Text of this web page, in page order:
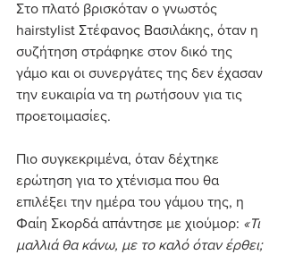
Στο πλατό βρισκόταν ο γνωστός
hairstylist Στέφανος Βασιλάκης, όταν η
συζήτηση στράφηκε στον δικό της
γάμο και οι συνεργάτες της δεν έχασαν
την ευκαιρία να τη ρωτήσουν για τις
προετοιμασίες.
Πιο συγκεκριμένα, όταν δέχτηκε
ερώτηση για το χτένισμα που θα
επιλέξει την ημέρα του γάμου της, η
Φαίη Σκορδά απάντησε με χιούμορ: «Τι
μαλλιά θα κάνω, με το καλό όταν έρθει;